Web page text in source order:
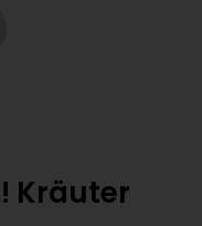
Kräuter